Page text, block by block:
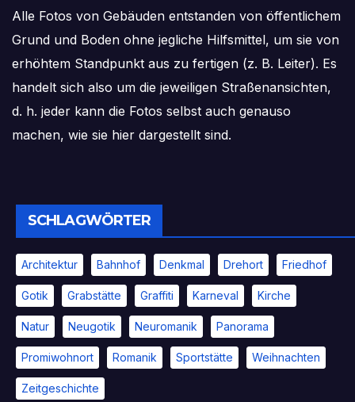
Alle Fotos von Gebäuden entstanden von öffentlichem
Grund und Boden ohne jegliche Hilfsmittel, um sie von
erhöhtem Standpunkt aus zu fertigen (z. B. Leiter). Es
handelt sich also um die jeweiligen Straßenansichten,
d. h. jeder kann die Fotos selbst auch genauso
machen, wie sie hier dargestellt sind.
SCHLAGWÖRTER
Architektur Bahnhof Denkmal Drehort Friedhof
Gotik Grabstätte Graffiti Karneval Kirche
Natur Neugotik Neuromanik Panorama
Promiwohnort Romanik Sportstätte Weihnachten
Zeitgeschichte